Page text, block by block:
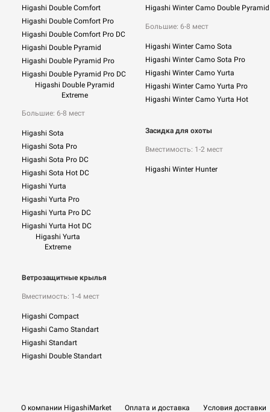
Higashi Double Comfort
Higashi Double Comfort Pro
Higashi Double Comfort Pro DC
Higashi Double Pyramid
Higashi Double Pyramid Pro
Higashi Double Pyramid Pro DC
Higashi Double Pyramid
Extreme
Большие: 6-8 мест
Higashi Sota
Higashi Sota Pro
Higashi Sota Pro DC
Higashi Sota Hot DC
Higashi Yurta
Higashi Yurta Pro
Higashi Yurta Pro DC
Higashi Yurta Hot DC
Higashi Yurta
Extreme
Ветрозащитные крылья
Вместимость: 1-4 мест
Higashi Compact
Higashi Camo Standart
Higashi Standart
Higashi Double Standart
Higashi Winter Camo Double
Большие: 6-8 мест
Higashi Winter Camo Sota
Higashi Winter Camo Sota Pro
Higashi Winter Camo Yurta
Higashi Winter Camo Yurta Pro
Higashi Winter Camo Yurta Hot
Засидка для охоты
Вместимость: 1-2 мест
Higashi Winter Hunter
О компании HigashiMarket Оплата и доставка Условия доставки